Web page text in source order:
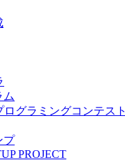
ム
グラミングコンテスト
プ
PROJECT